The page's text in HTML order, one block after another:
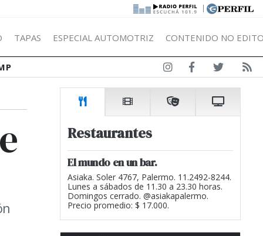
|
TAPAS ESPECIAL AUTOMOTRIZ CONTENIDO NO
Restaurantes
El mundo en un bar.
Asiaka. Soler 4767, Palermo. 11.2492-8244.
Lunes a sábados de 11.30 a 23.30 horas.
Domingos cerrado. @asiakapalermo.
Precio promedio: $ 17.000.